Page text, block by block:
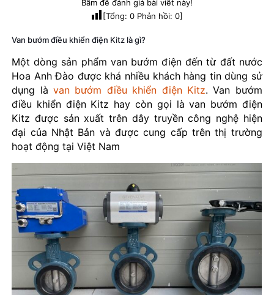
Bấm để đánh giá bài viết này!
[Tổng:0 Phản hồi:0]
Van bướm điều khiển điện Kitz là gì?
Một dòng sản phẩm van bướm điện đến từ đất nước
Hoa Anh Đào được khá nhiều khách hàng tin dùng sử
dụng là van bướm điều khiển điện Kitz. Van bướm
điều khiển điện Kitz hay còn gọi là van bướm điện
Kitz được sản xuất trên dây truyền công nghệ hiện
đại của Nhật Bản và được cung cấp trên thị trường
hoạt động tại Việt Nam